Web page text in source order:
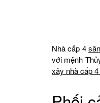
Nhà cấp 4
với mệnh
xây nhà cấp